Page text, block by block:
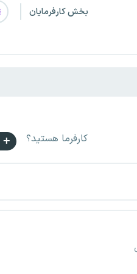
بخش کارفرمایان
کارفرما هستید؟